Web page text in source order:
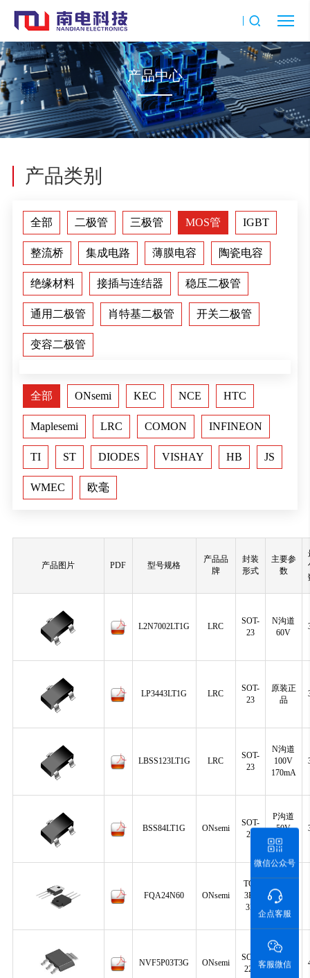
产品中心
产品类别
全部 二极管 三极管 MOS管 IGBT
整流桥 集成电路 薄膜电容 陶瓷电容
绝缘材料 接插与连结器 稳压二极管
通用二极管 肖特基二极管 开关二极管
变容二极管
全部 ONsemi KEC NCE HTC
Maplesemi LRC COMON INFINEON
TI ST DIODES VISHAY HB JS
WMEC 欧毫
产品图片 PDF 型号规格
产品品
牌
封装
形式
主要参
数
L2N7002LT1G LRC
SOT-
23
N沟道
60V
LP3443LT1G LRC
SOT-
23
原装正
品
LBSS123LT1G LRC
SOT-
23
N沟道
100V
170mA
BSS84LT1G ONsemi
SOT-
23
P沟道
50V
130mA
FQA24N60 ONsemi
TO-
3P-
3L
600V
23.5A
NVF5P03T3G ONsemi
SOT-
223
P沟道
30V
微信公众号
企点客服
客服微信